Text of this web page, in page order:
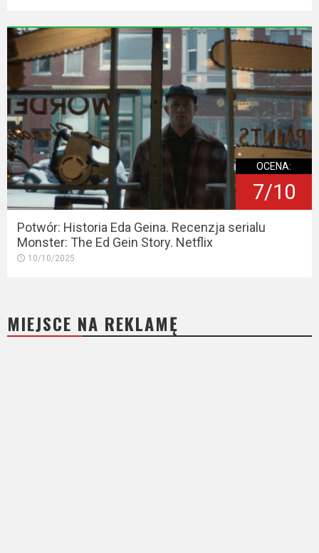
OCENA:
7/10
Potwór: Historia Eda Geina. Recenzja serialu
Monster: The Ed Gein Story. Netflix
10/10/2025
MIEJSCE NA REKLAMĘ